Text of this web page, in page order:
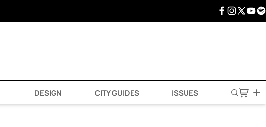
DESIGN CITY GUIDES ISSUES